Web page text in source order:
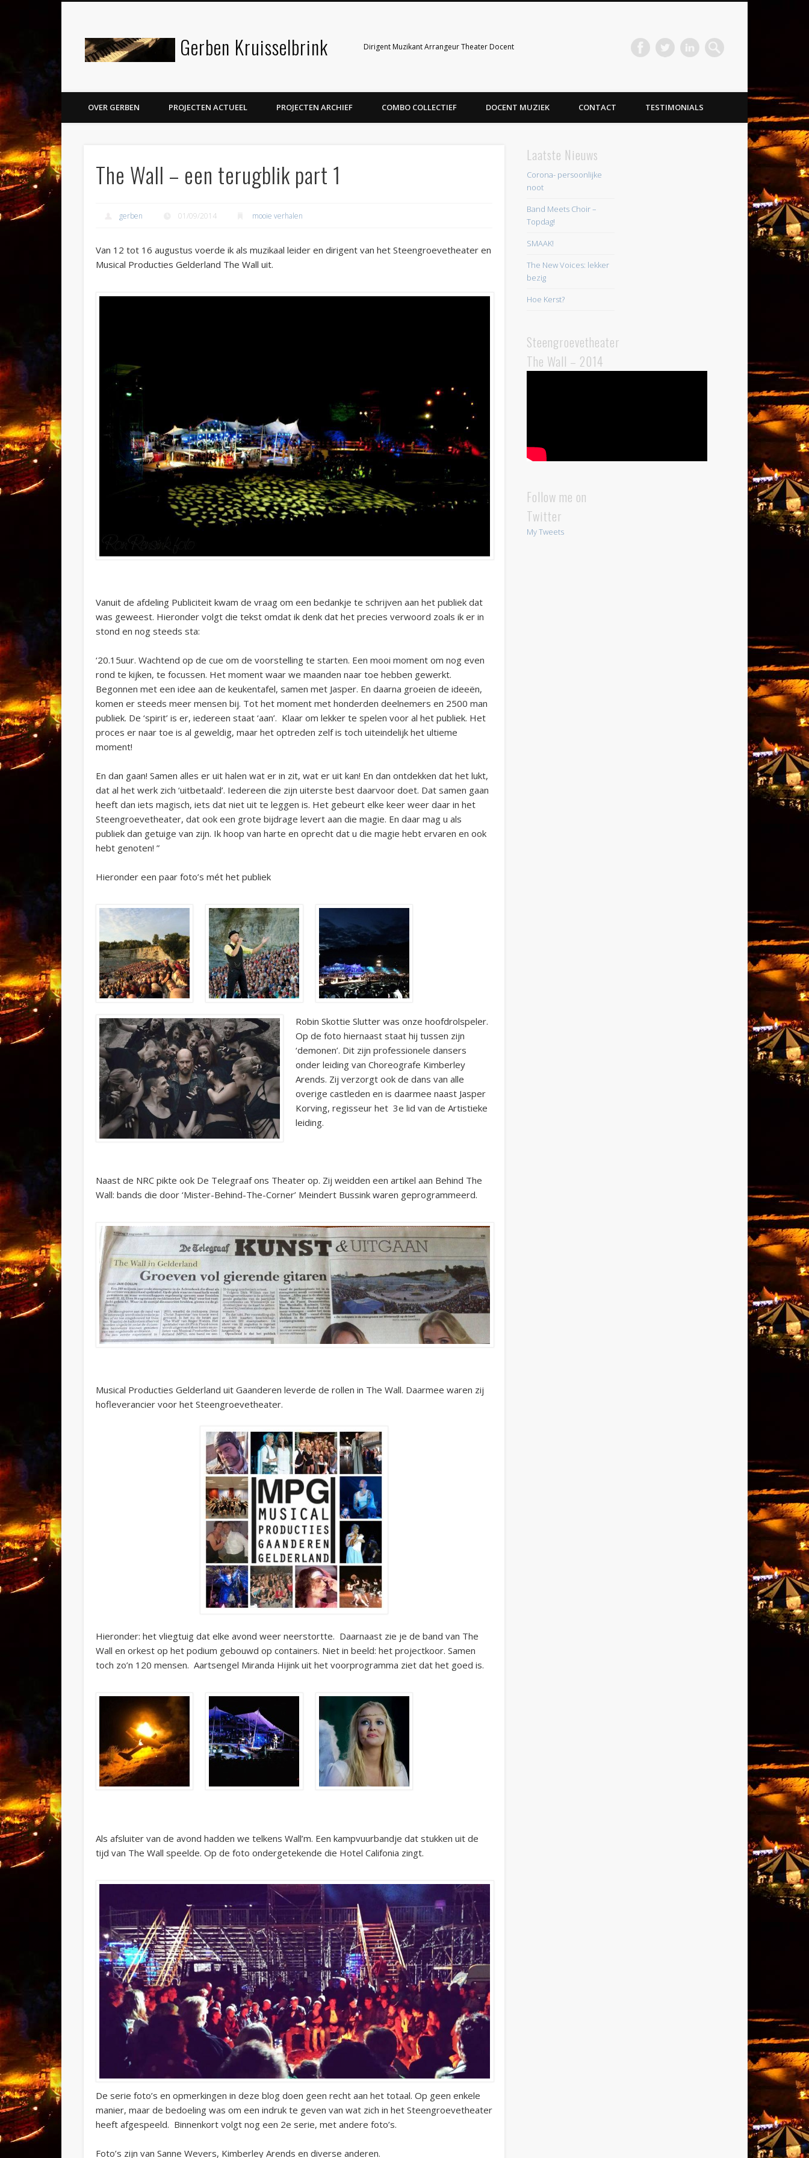
Gerben Kruisselbrink Dirigent Muzikant Arrangeur Theater Docent
LinkedIn
OVER GERBEN PROJECTEN ACTUEEL PROJECTEN ARCHIEF COMBO COLLECTIEF DOCENT MUZIEK CONTACT TESTIMONIALS
The Wall – een terugblik part 1
gerben 01/09/2014 mooie verhalen
Van 12 tot 16 augustus voerde ik als muzikaal leider en dirigent van het Steengroevetheater en
Musical Producties Gelderland The Wall uit.
Vanuit de afdeling Publiciteit kwam de vraag om een bedankje te schrijven aan het publiek dat
was geweest. Hieronder volgt die tekst omdat ik denk dat het precies verwoord zoals ik er in
stond en nog steeds sta:
‘20.15uur. Wachtend op de cue om de voorstelling te starten. Een mooi moment om nog even
rond te kijken, te focussen. Het moment waar we maanden naar toe hebben gewerkt.
Begonnen met een idee aan de keukentafel, samen met Jasper. En daarna groeien de ideeën,
komen er steeds meer mensen bij. Tot het moment met honderden deelnemers en 2500 man
publiek. De ‘spirit’ is er, iedereen staat ‘aan’. Klaar om lekker te spelen voor al het publiek. Het
proces er naar toe is al geweldig, maar het optreden zelf is toch uiteindelijk het ultieme
moment!
En dan gaan! Samen alles er uit halen wat er in zit, wat er uit kan! En dan ontdekken dat het lukt,
dat al het werk zich ‘uitbetaald’. Iedereen die zijn uiterste best daarvoor doet. Dat samen gaan
heeft dan iets magisch, iets dat niet uit te leggen is. Het gebeurt elke keer weer daar in het
Steengroevetheater, dat ook een grote bijdrage levert aan die magie. En daar mag u als
publiek dan getuige van zijn. Ik hoop van harte en oprecht dat u die magie hebt ervaren en ook
hebt genoten! ”
Hieronder een paar foto’s mét het publiek
Robin Skottie Slutter was onze hoofdrolspeler.
Op de foto hiernaast staat hij tussen zijn
‘demonen’. Dit zijn professionele dansers
onder leiding van Choreografe Kimberley
Arends. Zij verzorgt ook de dans van alle
overige castleden en is daarmee naast Jasper
Korving, regisseur het 3e lid van de Artistieke
leiding.
Naast de NRC pikte ook De Telegraaf ons Theater op. Zij weidden een artikel aan Behind The
Wall: bands die door ‘Mister-Behind-The-Corner’ Meindert Bussink waren geprogrammeerd.
Musical Producties Gelderland uit Gaanderen leverde de rollen in The Wall. Daarmee waren zij
hofleverancier voor het Steengroevetheater.
Hieronder: het vliegtuig dat elke avond weer neerstortte. Daarnaast zie je de band van The
Wall en orkest op het podium gebouwd op containers. Niet in beeld: het projectkoor. Samen
toch zo’n 120 mensen. Aartsengel Miranda Hijink uit het voorprogramma ziet dat het goed is.
Als afsluiter van de avond hadden we telkens Wall’m. Een kampvuurbandje dat stukken uit de
tijd van The Wall speelde. Op de foto ondergetekende die Hotel Califonia zingt.
De serie foto’s en opmerkingen in deze blog doen geen recht aan het totaal. Op geen enkele
manier, maar de bedoeling was om een indruk te geven van wat zich in het Steengroevetheater
heeft afgespeeld. Binnenkort volgt nog een 2e serie, met andere foto’s.
Foto’s zijn van Sanne Wevers, Kimberley Arends en diverse anderen.
Laatste Nieuws
Corona- persoonlijke
noot
Band Meets Choir –
Topdag!
SMAAK!
The New Voices: lekker
bezig
Hoe Kerst?
Steengroevetheater
The Wall – 2014
Follow me on
Twitter
My Tweets